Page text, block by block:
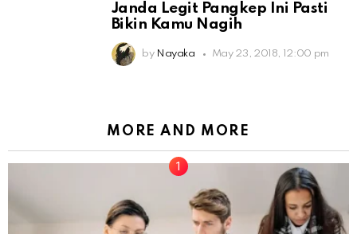
Janda Legit Pangkep Ini Pasti
Bikin Kamu Nagih
by Nayaka May 23, 2018, 12:00 pm
MORE AND MORE